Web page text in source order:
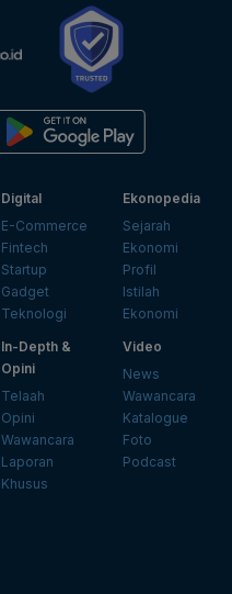
Digital
E-Commerce
Fintech
Startup
Gadget
Teknologi
Ekonopedia
Sejarah
Ekonomi
Profil
Istilah
Ekonomi
In-Depth &
Opini
Telaah
Opini
Wawancara
Laporan
Khusus
Video
News
Wawancara
Katalogue
Foto
Podcast